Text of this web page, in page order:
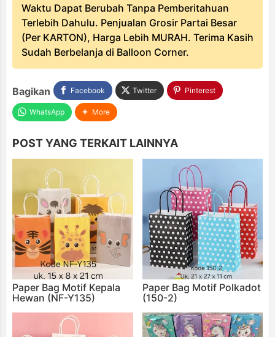
Waktu Dapat Berubah Tanpa Pemberitahuan
Terlebih Dahulu. Penjualan Grosir Partai Besar
(Per KARTON), Harga Lebih MURAH. Terima Kasih
Sudah Berbelanja di Balloon Corner.
Bagikan Facebook Twitter Pinterest
WhatsApp More
POST YANG TERKAIT LAINNYA
Paper Bag Motif Kepala
Hewan (NF-Y135)
Paper Bag Motif Polkadot
(150-2)